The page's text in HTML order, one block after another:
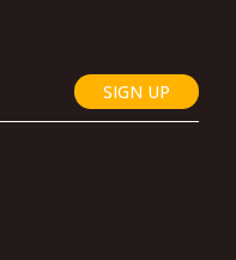
SIGN UP